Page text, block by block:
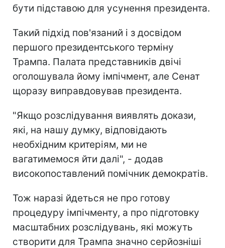
бути підставою для усунення президента.
Такий підхід пов'язаний і з досвідом
першого президентського терміну
Трампа. Палата представників двічі
оголошувала йому імпічмент, але Сенат
щоразу виправдовував президента.
"Якщо розслідування виявлять докази,
які, на нашу думку, відповідають
необхідним критеріям, ми не
вагатимемося йти далі", - додав
високопоставлений помічник демократів.
Тож наразі йдеться не про готову
процедуру імпічменту, а про підготовку
масштабних розслідувань, які можуть
створити для Трампа значно серйозніші